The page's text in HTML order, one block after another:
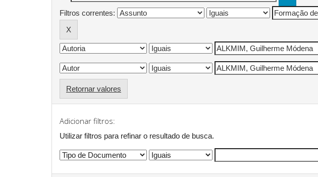
Filtros correntes:
Retornar valores
Adicionar filtros:
Utilizar filtros para refinar o resultado de busca.